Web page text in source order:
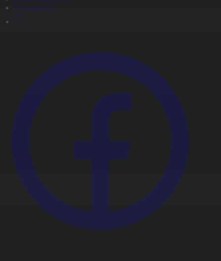
Видеоархив